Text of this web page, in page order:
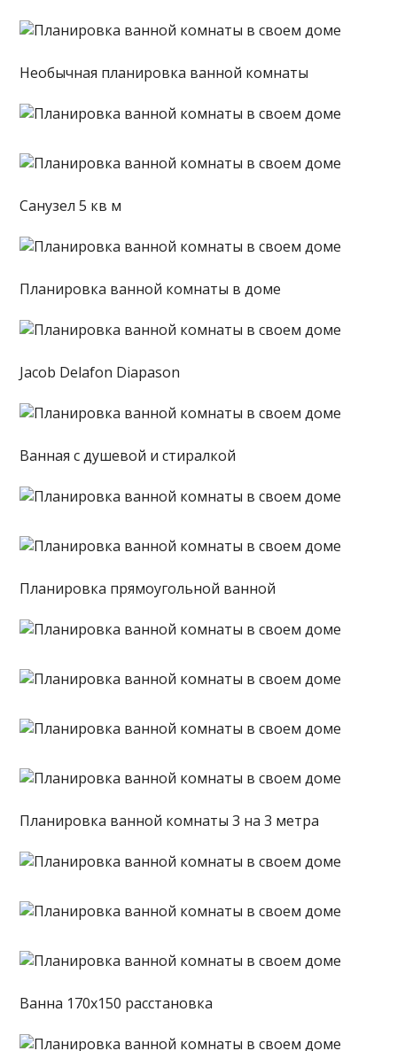
Необычная планировка ванной комнаты
Санузел 5 кв м
Планировка ванной комнаты в доме
Jacob Delafon Diapason
Ванная с душевой и стиралкой
Планировка прямоугольной ванной
Планировка ванной комнаты 3 на 3 метра
Ванна 170х150 расстановка